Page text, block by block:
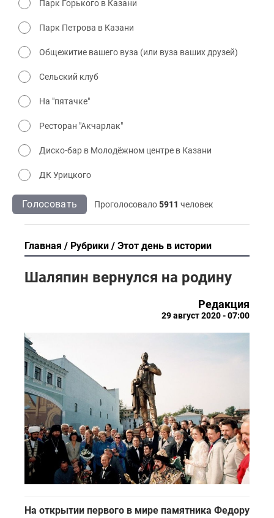
Парк Горького в Казани
Парк Петрова в Казани
Общежитие вашего вуза (или вуза ваших друзей)
Сельский клуб
На "пятачке"
Ресторан "Акчарлак"
Диско-бар в Молодёжном центре в Казани
ДК Урицкого
Голосовать Проголосовало5911 человек
Главная Рубрики Этот день в истории
Шаляпин вернулся на родину
Редакция
29 август 2020 - 07:00
На открытии первого в мире памятника Федору